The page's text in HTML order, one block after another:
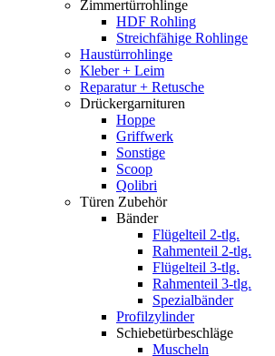
Zimmertürrohlinge
HDF Rohling
Streichfähige Rohlinge
Haustürrohlinge
Kleber + Leim
Reparatur + Retusche
Drückergarnituren
Hoppe
Griffwerk
Sonstige
Scoop
Qolibri
Türen Zubehör
Bänder
Flügelteil 2-tlg.
Rahmenteil 2-tlg.
Flügelteil 3-tlg.
Rahmenteil 3-tlg.
Spezialbänder
Profilzylinder
Schiebetürbeschläge
Muscheln